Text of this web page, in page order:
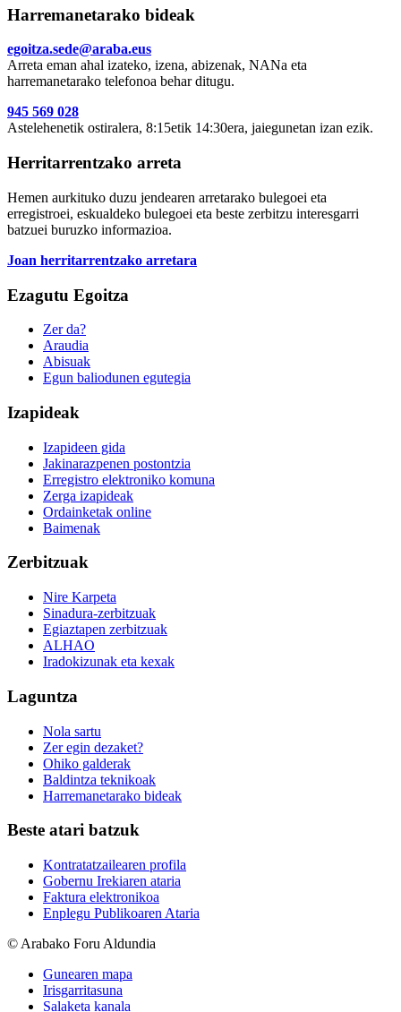
Harremanetarako bideak
egoitza.sede@araba.eus
Arreta eman ahal izateko, izena, abizenak, NANa eta
harremanetarako telefonoa behar ditugu.
945 569 028
Astelehenetik ostiralera, 8:15etik 14:30era, jaiegunetan izan ezik.
Herritarrentzako arreta
Hemen aurkituko duzu jendearen arretarako bulegoei eta
erregistroei, eskualdeko bulegoei eta beste zerbitzu interesgarri
batzuei buruzko informazioa.
Joan herritarrentzako arretara
Ezagutu Egoitza
Zer da?
Araudia
Abisuak
Egun baliodunen egutegia
Izapideak
Izapideen gida
Jakinarazpenen postontzia
Erregistro elektroniko komuna
Zerga izapideak
Ordainketak online
Baimenak
Zerbitzuak
Nire Karpeta
Sinadura-zerbitzuak
Egiaztapen zerbitzuak
ALHAO
Iradokizunak eta kexak
Laguntza
Nola sartu
Zer egin dezaket?
Ohiko galderak
Baldintza teknikoak
Harremanetarako bideak
Beste atari batzuk
Kontratatzailearen profila
Gobernu Irekiaren ataria
Faktura elektronikoa
Enplegu Publikoaren Ataria
© Arabako Foru Aldundia
Gunearen mapa
Irisgarritasuna
Salaketa kanala